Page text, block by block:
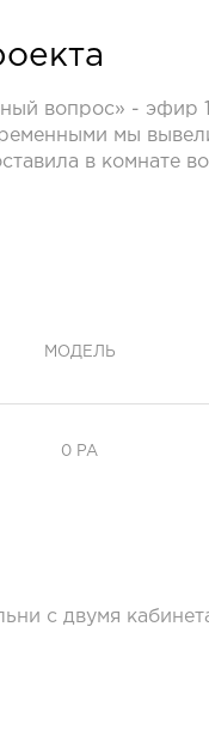
вопрос» - эфир
мы
в комнате
МОДЕЛЬ
0 PA